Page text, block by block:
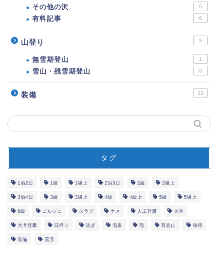
その他の沢 6
有料記事 6
山登り 9
無雪期登山 1
雪山・残雪期登山 8
装備 12
タグ
1泊2日 1級 1級上 2泊3日 2級 2級上
3泊4日 3級 3級上 4級 4級上 5級 5級上
6級 ゴルジュ スラブ ナメ 人工登攀 大滝
大滝登攀 日帰り 泳ぎ 温泉 熊 百名山 秘境
装備 雪渓